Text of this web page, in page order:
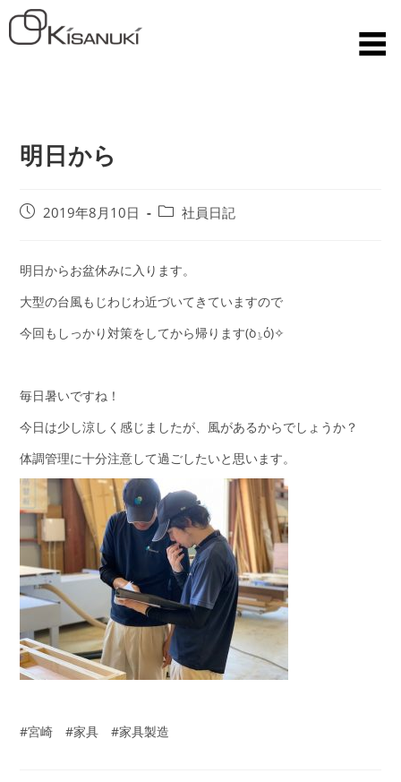
明日から
2019年8月10日 社員日記
明日からお盆休みに入ります。
大型の台風もじわじわ近づいてきていますので
今回もしっかり対策をしてから帰ります(ὸ⍸ό)✧
毎日暑いですね！
今日は少し涼しく感じましたが、風があるからでしょうか？
体調管理に十分注意して過ごしたいと思います。
#宮崎 #家具 #家具製造